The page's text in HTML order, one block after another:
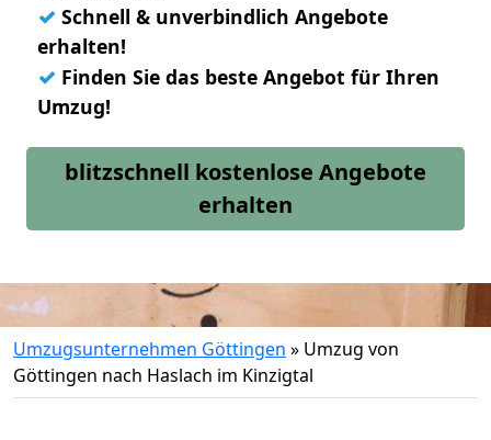
✓ Schnell & unverbindlich Angebote
erhalten!
✓ Finden Sie das beste Angebot für Ihren
Umzug!
blitzschnell kostenlose Angebote
erhalten
Umzugsunternehmen Göttingen » Umzug von
Göttingen nach Haslach im Kinzigtal